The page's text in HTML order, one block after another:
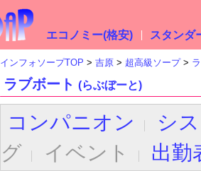
エコノミー(格安) スタンダ
インフォソープTOP 吉原 超高級ソープ
ラブボート (らぶぼーと)
コンパニオン
シ
グ
イベント 出勤